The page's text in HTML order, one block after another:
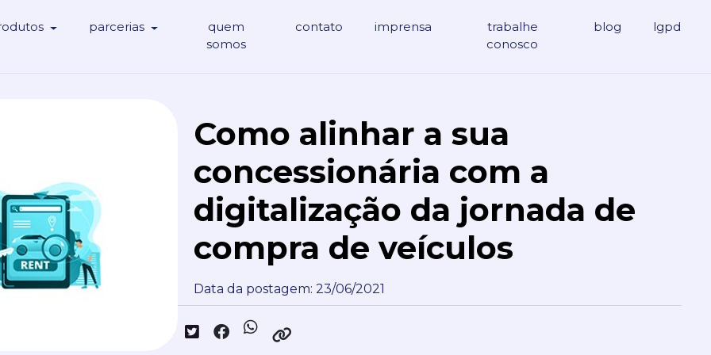
parcerias
quem
somos
contato imprensa
trabalhe
conosco
blog lgpd
Como alinhar a sua
concessionária com a
digitalização da jornada de
compra de veículos
Data da postagem: 23/06/2021